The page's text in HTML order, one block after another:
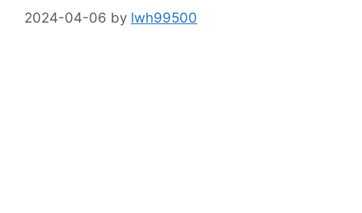
2024-04-06 by lwh99500